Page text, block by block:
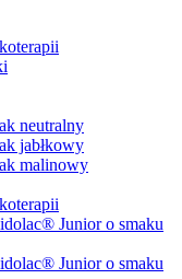
neutralny
jabłkowy
malinowy
Junior o smaku
Junior o smaku